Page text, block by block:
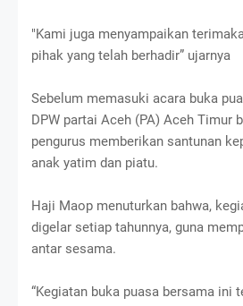
"Kami juga menyampaikan
pihak yang telah berhadir” ujarnya
Sebelum memasuki acara buka
DPW partai Aceh (PA) Aceh Timur
pengurus memberikan santunan
anak yatim dan piatu.
Haji Maop menuturkan bahwa,
digelar setiap tahunnya, guna
antar sesama.
“Kegiatan buka puasa bersama ini